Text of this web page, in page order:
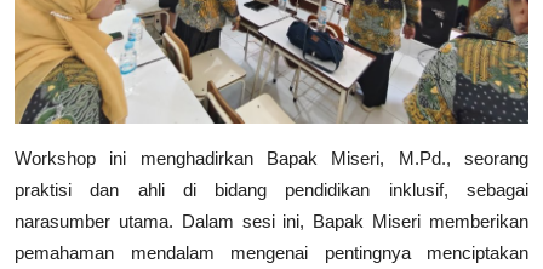
Workshop ini menghadirkan Bapak Miseri, M.Pd., seorang
praktisi dan ahli di bidang pendidikan inklusif, sebagai
narasumber utama. Dalam sesi ini, Bapak Miseri memberikan
pemahaman mendalam mengenai pentingnya menciptakan